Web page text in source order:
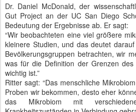
Dr. Daniel McDonald, der
Gut Project an der UC San Diego
Bedeutung der Ergebnisse ab. Er sagt:
“Wir beobachteten eine viel größere
kleinere Studien, und das deutet
Bevölkerungsgruppen betrachten, wir
was für die Definition der Grenzen des
wichtig ist.”
Ritter sagt: “Das menschliche
Proben wir bekommen, desto eher
das Mikrobiom mit